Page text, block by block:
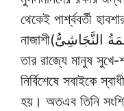
থেকেই পার্শ্ববর্তী
নাজাশী(أَصْحَمَةُ النَّجَاشِىُّ)-র সুনাম শুনে আসছিলেন যে,
তার রাজ্যে মানুষ সুখে-
নির্বিশেষে সবাইকে
হয়। অতএব তিনি